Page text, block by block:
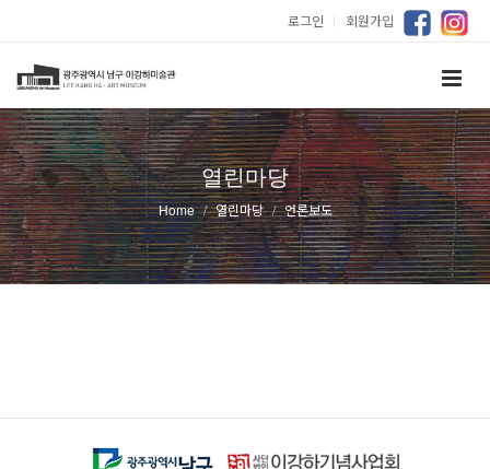
로그인 ｜ 회원가입
열린마당
Home 열린마당 언론보도